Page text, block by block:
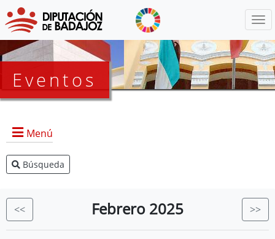
Eventos
Menú
Agenda Presidencia
Eventos
Búsqueda
<< Febrero 2025 >>